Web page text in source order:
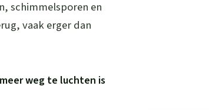
schimmelsporen en
vaak erger dan
weg te luchten is